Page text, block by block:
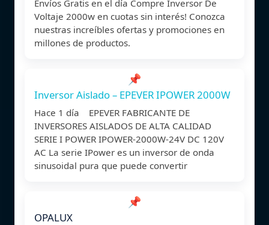
Envíos Gratis en el día Compre Inversor De
Voltaje 2000w en cuotas sin interés! Conozca
nuestras increíbles ofertas y promociones en
millones de productos.
📌
Inversor Aislado – EPEVER IPOWER 2000W
Hace 1 día EPEVER FABRICANTE DE
INVERSORES AISLADOS DE ALTA CALIDAD
SERIE I POWER IPOWER-2000W-24V DC 120V
AC La serie IPower es un inversor de onda
sinusoidal pura que puede convertir
📌
OPALUX